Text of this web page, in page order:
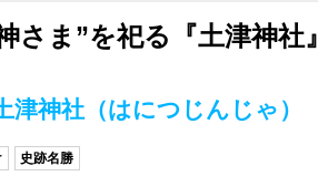
さま”を祀る『土津神社』
津神社（はにつじんじゃ）
史跡名勝